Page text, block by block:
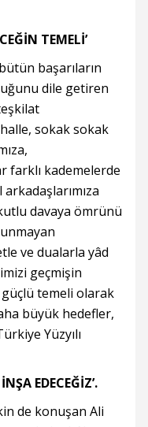
TEMELİ’
başarıların
dile getiren
sokak sokak
farklı kademelerde
davaya ömrünü
ve dualarla yâd
geçmişin
güçlü temeli olarak
büyük hedefler,
Yüzyılı
EDECEĞİZ’.
de konuşan Ali